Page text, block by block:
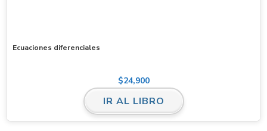
Ecuaciones diferenciales
$24,900
IR AL LIBRO